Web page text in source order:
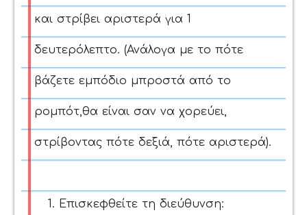
και στρίβει αριστερά για 1
δευτερόλεπτο. (Ανάλογα με το πότε
βάζετε εμπόδιο μπροστά από το
ρομπότ,θα είναι σαν να χορεύει,
στρίβοντας πότε δεξιά, πότε αριστερά).
Επισκεφθείτε τη διεύθυνση: